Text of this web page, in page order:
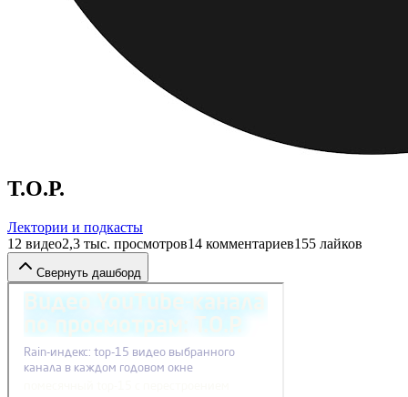
Т.О.Р.
Лектории и подкасты
12 видео2,3 тыс. просмотров14 комментариев155 лайков
Свернуть дашборд